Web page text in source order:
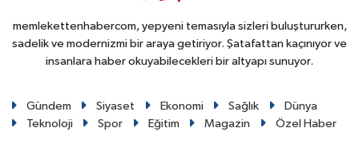
memlekettenhabercom, yepyeni temasıyla sizleri buluştururken,
sadelik ve modernizmi bir araya getiriyor. Şatafattan kaçınıyor ve
insanlara haber okuyabilecekleri bir altyapı sunuyor.
Gündem Siyaset Ekonomi Sağlık
Dünya
Teknoloji
Spor Eğitim Magazin Özel Haber